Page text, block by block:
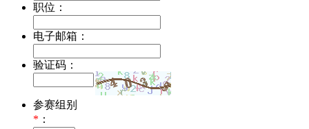
职位：
电子邮箱：
验证码：
参赛组别
* ：